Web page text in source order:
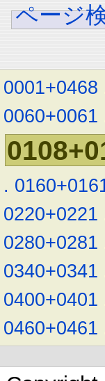
ページ
0001+0468
0060+0061
.
0220+0221
0280+0281
0340+0341
0400+0401
0460+0461